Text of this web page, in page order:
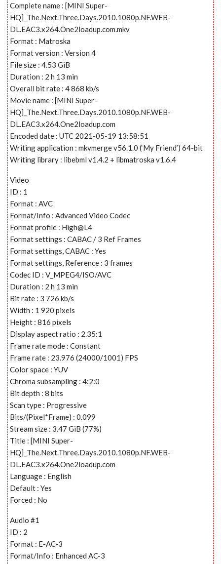
Complete name : [MINI Super-
HQ]_The.Next.Three.Days.2010.1080p.NF.WEB-
DL.EAC3.x264.One2loadup.com.mkv
Format : Matroska
Format version : Version 4
File size : 4.53 GiB
Duration : 2 h 13 min
Overall bit rate : 4 868 kb/s
Movie name : [MINI Super-
HQ]_The.Next.Three.Days.2010.1080p.NF.WEB-
DL.EAC3.x264.One2loadup.com
Encoded date : UTC 2021-05-19 13:58:51
Writing application : mkvmerge v56.1.0 (‘My Friend’) 64-bit
Writing library : libebml v1.4.2 + libmatroska v1.6.4
Video
ID : 1
Format : AVC
Format/Info : Advanced Video Codec
Format profile : High@L4
Format settings : CABAC / 3 Ref Frames
Format settings, CABAC : Yes
Format settings, Reference : 3 frames
Codec ID : V_MPEG4/ISO/AVC
Duration : 2 h 13 min
Bit rate : 3 726 kb/s
Width : 1 920 pixels
Height : 816 pixels
Display aspect ratio : 2.35:1
Frame rate mode : Constant
Frame rate : 23.976 (24000/1001) FPS
Color space : YUV
Chroma subsampling : 4:2:0
Bit depth : 8 bits
Scan type : Progressive
Bits/(Pixel*Frame) : 0.099
Stream size : 3.47 GiB (77%)
Title : [MINI Super-
HQ]_The.Next.Three.Days.2010.1080p.NF.WEB-
DL.EAC3.x264.One2loadup.com
Language : English
Default : Yes
Forced : No
Audio #1
ID : 2
Format : E-AC-3
Format/Info : Enhanced AC-3